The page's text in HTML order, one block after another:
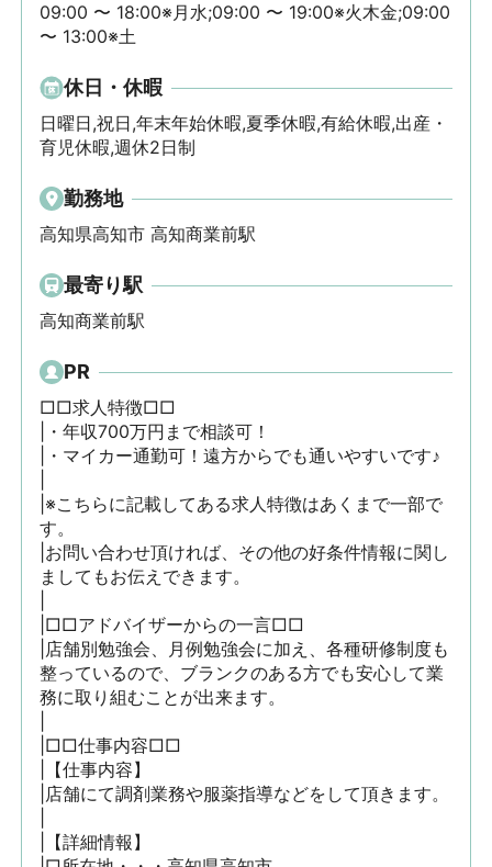
09:00 〜 18:00※月水;09:00 〜 19:00※火木金;09:00
〜 13:00※土
休日・休暇
日曜日,祝日,年末年始休暇,夏季休暇,有給休暇,出産・
育児休暇,週休2日制
勤務地
高知県高知市 高知商業前駅
最寄り駅
高知商業前駅
PR
□□求人特徴□□
|・年収700万円まで相談可！
|・マイカー通勤可！遠方からでも通いやすいです♪
|※こちらに記載してある求人特徴はあくまで一部で
す。
|お問い合わせ頂ければ、その他の好条件情報に関し
ましてもお伝えできます。
|□□アドバイザーからの一言□□
|店舗別勉強会、月例勉強会に加え、各種研修制度も
整っているので、ブランクのある方でも安心して業
務に取り組むことが出来ます。
|□□仕事内容□□
|【仕事内容】
|店舗にて調剤業務や服薬指導などをして頂きます。
|【詳細情報】